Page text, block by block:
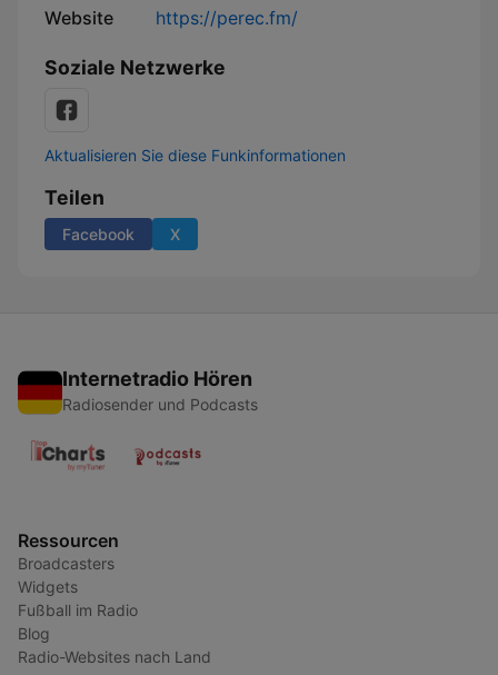
Website https://perec.fm/
Soziale Netzwerke
Aktualisieren Sie diese Funkinformationen
Teilen
Facebook X
Internetradio Hören
Radiosender und Podcasts
Ressourcen
Broadcasters
Widgets
Fußball im Radio
Blog
Radio-Websites nach Land